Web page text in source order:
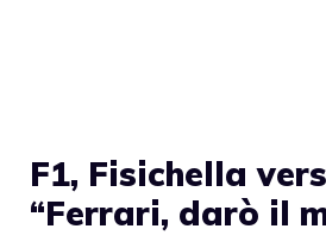
F1, Fisichella
“Ferrari, darò il